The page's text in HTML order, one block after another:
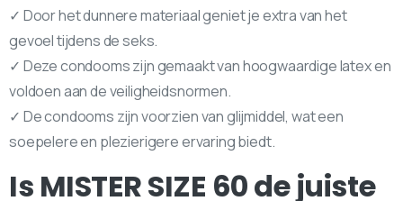
✓ Door het dunnere materiaal geniet je extra van het
gevoel tijdens de seks.
✓ Deze condooms zijn gemaakt van hoogwaardige latex en
voldoen aan de veiligheidsnormen.
✓ De condooms zijn voorzien van glijmiddel, wat een
soepelere en plezierigere ervaring biedt.
Is MISTER SIZE 60 de juiste